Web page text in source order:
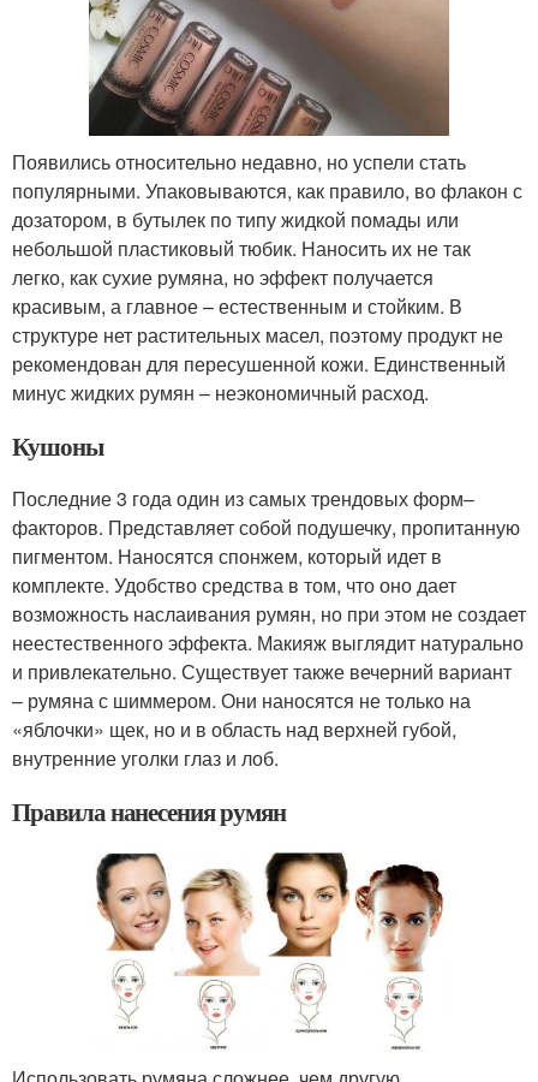
Появились относительно недавно, но успели стать
популярными. Упаковываются, как правило, во флакон с
дозатором, в бутылек по типу жидкой помады или
небольшой пластиковый тюбик. Наносить их не так
легко, как сухие румяна, но эффект получается
красивым, а главное – естественным и стойким. В
структуре нет растительных масел, поэтому продукт не
рекомендован для пересушенной кожи. Единственный
минус жидких румян – неэкономичный расход.
Кушоны
Последние 3 года один из самых трендовых форм–
факторов. Представляет собой подушечку, пропитанную
пигментом. Наносятся спонжем, который идет в
комплекте. Удобство средства в том, что оно дает
возможность наслаивания румян, но при этом не создает
неестественного эффекта. Макияж выглядит натурально
и привлекательно. Существует также вечерний вариант
– румяна с шиммером. Они наносятся не только на
«яблочки» щек, но и в область над верхней губой,
внутренние уголки глаз и лоб.
Правила нанесения румян